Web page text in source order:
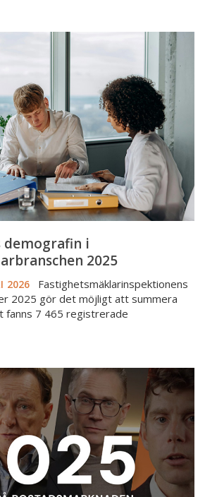
demografin i
2025
2026
Fastighetsmäklarinspektionens
2025 gör det möjligt att summera
fanns 7 465 registrerade